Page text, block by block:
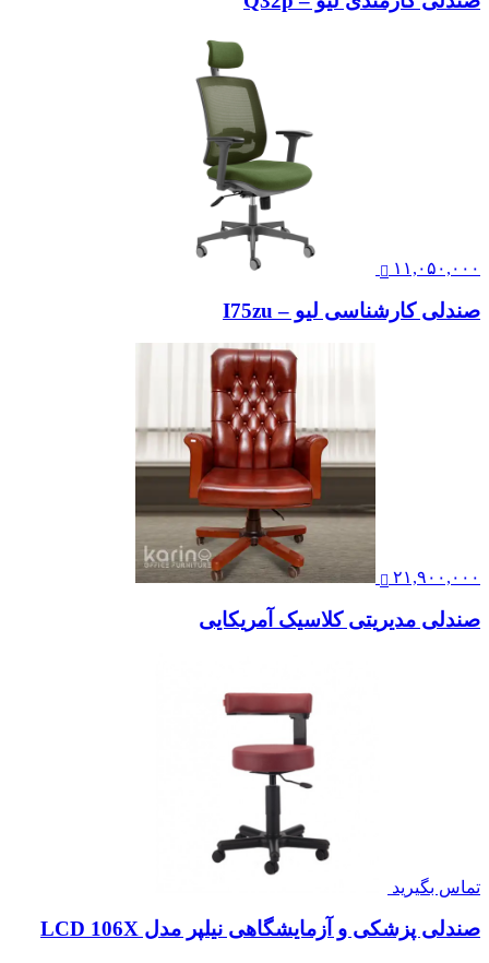
۱۱,۰۵۰,۰۰۰
صندلی کارشناسی لیو – I75zu
۲۱,۹۰۰,۰۰۰
صندلی مدیریتی کلاسیک آمریکایی
تماس بگیرید
صندلی پزشکی و آزمایشگاهی نیلپر مدل LCD 106X